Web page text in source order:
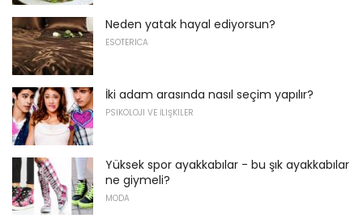
Neden yatak hayal ediyorsun?
ESOTERICA
İki adam arasında nasıl seçim yapılır?
PSIKOLOJI VE İLIŞKILER
Yüksek spor ayakkabılar - bu şık ayakkabılar
ne giymeli?
MODA